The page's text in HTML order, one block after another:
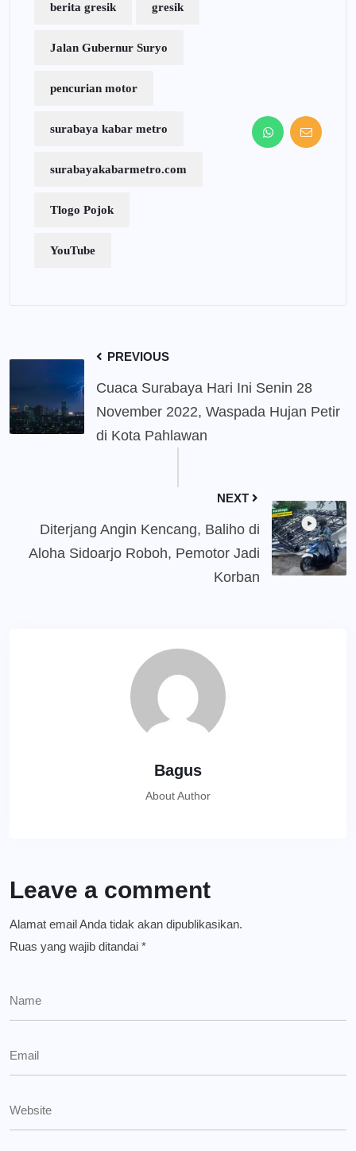
berita gresik gresik
Jalan Gubernur Suryo
pencurian motor
surabaya kabar metro
surabayakabarmetro.com
Tlogo Pojok
YouTube
PREVIOUS
Cuaca Surabaya Hari Ini Senin 28
November 2022, Waspada Hujan Petir
di Kota Pahlawan
NEXT
Diterjang Angin Kencang, Baliho di
Aloha Sidoarjo Roboh, Pemotor Jadi
Korban
Bagus
About Author
Leave a comment
Alamat email Anda tidak akan dipublikasikan.
Ruas yang wajib ditandai *